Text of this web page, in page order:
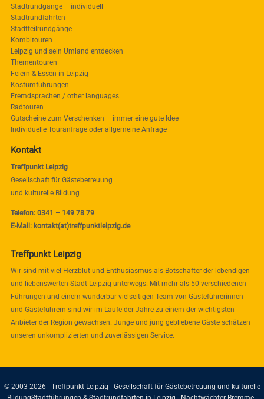
Stadtrundgänge – individuell
Stadtrundfahrten
Stadtteilrundgänge
Kombitouren
Leipzig und sein Umland entdecken
Thementouren
Feiern & Essen in Leipzig
Kostümführungen
Fremdsprachen / other languages
Radtouren
Gutscheine zum Verschenken – immer eine gute Idee
Individuelle Touranfrage oder allgemeine Anfrage
Kontakt
Treffpunkt Leipzig
Gesellschaft für Gästebetreuung
und kulturelle Bildung
Telefon: 0341 – 149 78 79
E-Mail: kontakt(at)treffpunktleipzig.de
Treffpunkt Leipzig
Wir sind mit viel Herzblut und Enthusiasmus als Botschafter der lebendigen
und liebenswerten Stadt Leipzig unterwegs. Mit mehr als 50 verschiedenen
Führungen und einem wunderbar vielseitigen Team von Gästeführerinnen
und Gästeführern sind wir im Laufe der Jahre zu einem der wichtigsten
Anbieter der Region gewachsen. Junge und jung gebliebene Gäste schätzen
unseren unkomplizierten und zuverlässigen Service.
© 2003-2026 - Treffpunkt-Leipzig - Gesellschaft für Gästebetreuung und kulturelle